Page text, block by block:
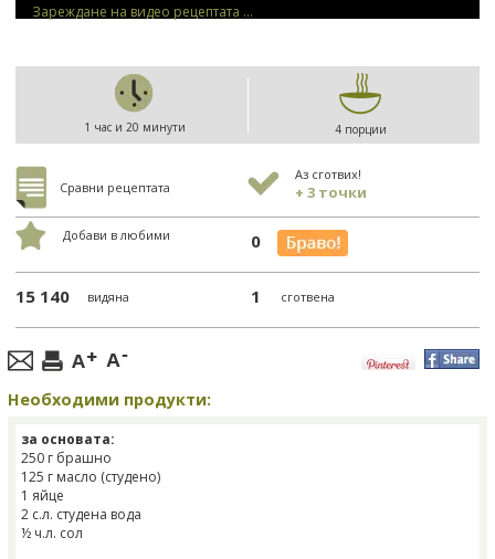
Зареждане на видео рецептата ...
1 час и 20 минути 4 порции
Сравни рецептата
Аз сготвих!
+ 3 точки
Добави в любими 0
15 140 видяна 1 сготвена
Необходими продукти:
за основата:
250 г брашно
125 г масло (студено)
1 яйце
2 с.л. студена вода
½ ч.л. сол